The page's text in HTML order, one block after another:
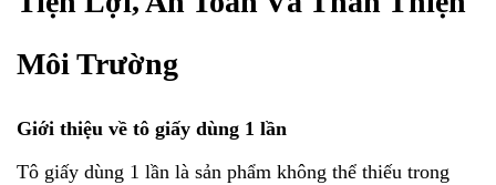
Môi Trường
Giới thiệu về tô giấy dùng 1 lần
Tô giấy dùng 1 lần là sản phẩm không thể thiếu trong